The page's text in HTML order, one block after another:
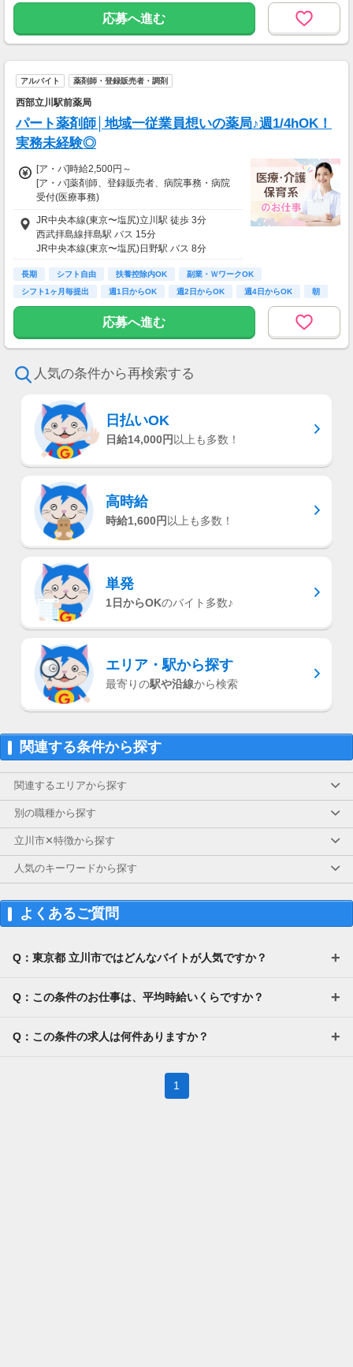
┗ガソリン代も支給
・上記3パターンのシフト制☆
・週1日、4時間～勤務可能！
・通しで勤務も可能です！
「今週は稼ぎたいからたくさん働きたい！」
「子どもが急に熱を出してしまった...」
「今週は旅行だからシフトに入れなそう」など
色々あると思います。
ですが心配しないでください！
働く時間はあなたの予定に合わせられますの
で、
シフトの相談も気軽にしてくださいね♪
応募へ進む
アルバイト 薬剤師・登録販売者・調剤
西部立川駅前薬局
パート薬剤師│地域一従業員想いの薬局♪週1/4hOK！
実務未経験◎
[ア・パ]時給2,500円～
[ア・パ]薬剤師、登録販売者、病院事務・病院
受付(医療事務)
1.薬剤師
時給：2,500円～
2.調剤事務
時給：1,230円～
■交通費全額支給
・上記3パターンのシフト制☆
・週1日、4時間～勤務可能！
・通しで勤務も可能です！
「今週は稼ぎたいからたくさん働きたい！」
「子どもが急に熱を出してしまった...」
「今週は旅行だからシフトに入れなそう」など
色々あると思います。
ですが心配しないでください！
働く時間はあなたの予定に合わせられますの
で、
シフトの相談も気軽にしてくださいね♪
JR中央本線(東京〜塩尻)立川駅 徒歩 3分
西武拝島線拝島駅 バス 15分
JR中央本線(東京〜塩尻)日野駅 バス 8分
長期 シフト自由 扶養控除内OK
副業・ＷワークOK
シフト1ヶ月毎提出
週1日からOK 週2日からOK 週4日からOK 朝
応募へ進む
人気の条件から再検索する
日払いOK
日給14,000円 以上も多数！
高時給
時給1,600円 以上も多数！
単発
1日からOKのバイト多数♪
エリア・駅から探す
最寄りの駅や沿線から検索
関連する条件から探す
関連するエリアから探す
別の職種から探す
立川市✕特徴から探す
人気のキーワードから探す
よくあるご質問
Q：東京都 立川市ではどんなバイトが人気ですか？
Q：この条件のお仕事は、平均時給いくらですか？
Q：この条件の求人は何件ありますか？
1